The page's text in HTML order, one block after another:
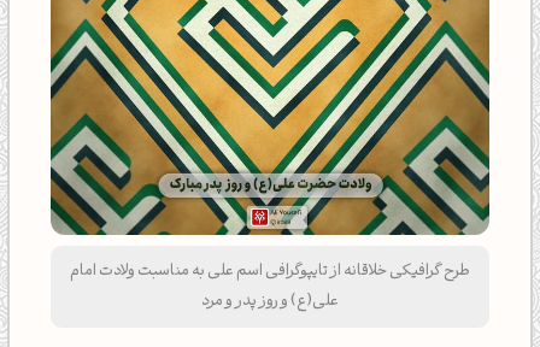
طرح گرافیکی خلاقانه از تایپوگرافی اسم علی به مناسبت ولادت امام
علی(ع) و روز پدر و مرد